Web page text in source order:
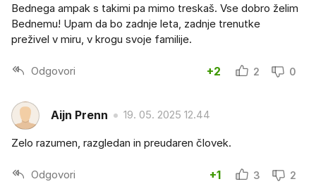
Bednega ampak s takimi pa mimo treskaš. Vse dobro želim
Bednemu! Upam da bo zadnje leta, zadnje trenutke
preživel v miru, v krogu svoje familije.
Odgovori +2 2 0
Aijn Prenn 19. 05. 2025 12.44
Zelo razumen, razgledan in preudaren človek.
Odgovori +1 3 2